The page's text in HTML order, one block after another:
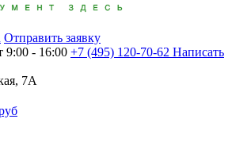
Отправить заявку
9:00 - 16:00 +7 (495) 120-70-62 Написать
7А